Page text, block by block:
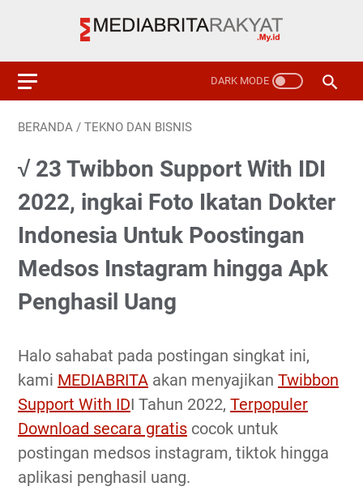
BERANDA / TEKNO DAN BISNIS
√ 23 Twibbon Support With IDI
2022, ingkai Foto Ikatan Dokter
Indonesia Untuk Poostingan
Medsos Instagram hingga Apk
Penghasil Uang
Halo sahabat pada postingan singkat ini,
kami MEDIABRITA akan menyajikan Twibbon
Support With IDI Tahun 2022, Terpopuler
Download secara gratis cocok untuk
postingan medsos instagram, tiktok hingga
aplikasi penghasil uang.